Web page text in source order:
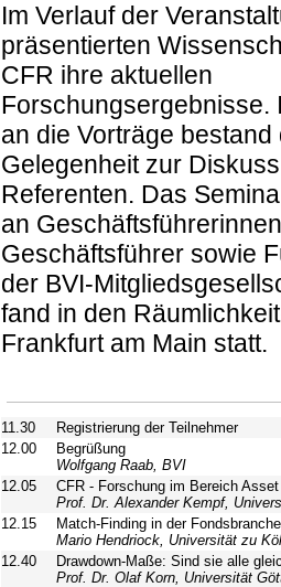
Im Verlauf der
präsentierten
CFR ihre aktuellen
Forschungsergebnisse.
an die Vorträge bestand
Gelegenheit zur
Referenten. Das
an
Geschäftsführer sowie
der BVI-
fand in den
Frankfurt am Main statt.
11.30
Registrierung der Teilnehmer
12.00
Begrüßung
Wolfgang Raab, BVI
12.05
CFR - Forschung im Bereich
Prof. Dr. Alexander Kempf,
12.15
Match-Finding in der Fondsbranche
Mario Hendriock, Universität zu
12.40
Drawdown-Maße: Sind sie alle
Prof. Dr. Olaf Korn, Universität